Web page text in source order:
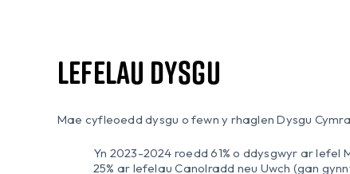
Lefelau Dysgu
Mae cyfleoedd dysgu o fewn y rhaglen Dysgu
Yn 2023-2024 roedd 61% o ddysgwyr ar lefel
25% ar lefelau Canolradd neu Uwch (gan